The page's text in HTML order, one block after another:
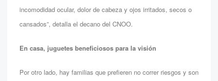
incomodidad ocular, dolor de cabeza y ojos irritados, secos o
cansados”, detalla el decano del CNOO.
En casa, juguetes beneficiosos para la visión
Por otro lado, hay familias que prefieren no correr riesgos y son